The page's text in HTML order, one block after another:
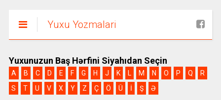
Yuxu Yozmalari
Yuxunuzun Baş Hərfini Siyahıdan Seçin
A B C D E F G H J K L M N O P Q
R
S
T U V X Y Z Ç Ö Ü İ Ş Ə